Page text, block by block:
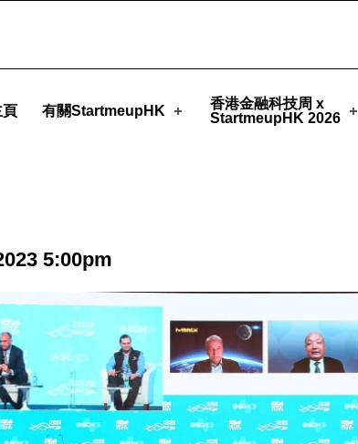
- StartmeupHK
頁 有關StartmeupHK
香港金融科技周 x
StartmeupHK 2026
5:00pm